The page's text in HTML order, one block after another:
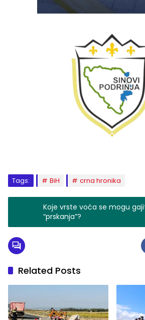
Tags: BiH crna hronika
Koje vrste voća se mogu
“prskanja”?
Related Posts